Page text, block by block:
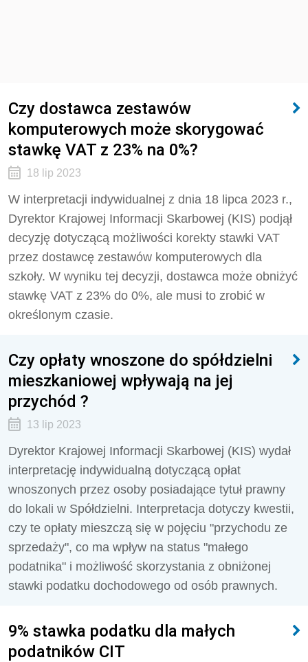
Czy dostawca zestawów
komputerowych może skorygować
stawkę VAT z 23% na 0%?
18 lip 2023
W interpretacji indywidualnej z dnia 18 lipca 2023 r.,
Dyrektor Krajowej Informacji Skarbowej (KIS) podjął
decyzję dotyczącą możliwości korekty stawki VAT
przez dostawcę zestawów komputerowych dla
szkoły. W wyniku tej decyzji, dostawca może obniżyć
stawkę VAT z 23% do 0%, ale musi to zrobić w
określonym czasie.
Czy opłaty wnoszone do spółdzielni
mieszkaniowej wpływają na jej
przychód ?
13 lip 2023
Dyrektor Krajowej Informacji Skarbowej (KIS) wydał
interpretację indywidualną dotyczącą opłat
wnoszonych przez osoby posiadające tytuł prawny
do lokali w Spółdzielni. Interpretacja dotyczy kwestii,
czy te opłaty mieszczą się w pojęciu "przychodu ze
sprzedaży", co ma wpływ na status "małego
podatnika" i możliwość skorzystania z obniżonej
stawki podatku dochodowego od osób prawnych.
9% stawka podatku dla małych
podatników CIT